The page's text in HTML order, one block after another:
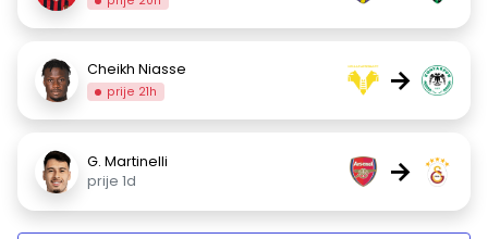
Cheikh Niasse
prije 21h →
G. Martinelli
prije 1d
→